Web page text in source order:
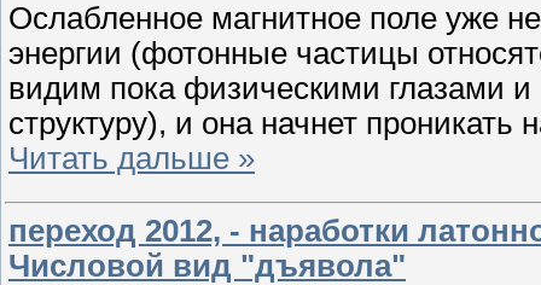
Ослабленное магнитное поле уже
энергии (фотонные частицы
видим пока физическими глазами
структуру), и она начнет
Читать дальше »
переход 2012, - наработки
Числовой вид "дъявола"